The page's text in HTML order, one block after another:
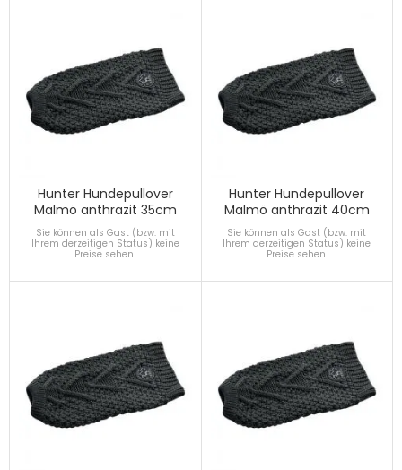
Hunter Hundepullover
Malmö anthrazit 35cm
Sie können als Gast (bzw. mit
Ihrem derzeitigen Status) keine
Preise sehen.
Hunter Hundepullover
Malmö anthrazit 40cm
Sie können als Gast (bzw. mit
Ihrem derzeitigen Status) keine
Preise sehen.